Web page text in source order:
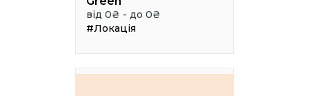
від 0₴ - до 0₴
#Локація